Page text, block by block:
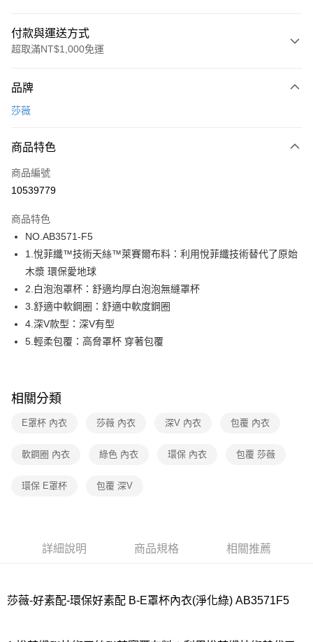
付款與運送方式
超取滿NT$1,000免運
信用卡一次付款
LINE Pay
街口支付
運送方式
全家取貨付款
每筆NT$80，滿NT$1,000(含以上)免運費
付款後全家取貨
每筆NT$80，滿NT$1,000(含以上)免運費
7-11取貨付款
付款後7-11取貨
每筆NT$80，滿NT$1,000(含以上)免運費
離島
每筆NT$80，滿NT$1,000(含以上)免運費
品牌
莎薇
商品特色
商品編號
10539779
商品特色
NO.AB3571-F5
1.悅菲纖™技術天絲™萊賽爾布料：利用悅菲纖技術替代了原始
木漿 環保愛地球
2.白泡泡罩杯：舒適均厚白泡泡無縫罩杯
3.舒適中軟鋼圈：舒適中軟度鋼圈
4.深V款型：深V有型
5.輕柔包覆：高脅罩杯 穿著包覆
相關分類
E罩杯 內衣 莎薇 內衣 深V 內衣 包覆 內衣
軟鋼圈 內衣 綠色 內衣 環保 內衣 包覆 莎薇
環保 E罩杯 包覆 深V
詳細說明 商品規格 相關推薦
莎薇-好素配-環保好素配 B-E罩杯內衣(淨化綠) AB3571F5